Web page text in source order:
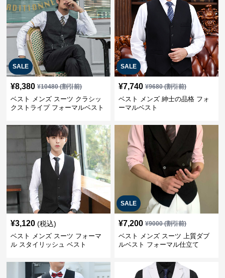
SALE
¥8,380 ¥10480(割引前)
ベスト メンズ スーツ クラシッ
クストライプ フォーマルベスト
SALE
¥7,740 ¥9680(割引前)
ベスト メンズ 紳士の品格 フォ
ーマルベスト
¥3,120 (税込)
ベスト メンズ スーツ フォーマ
ル スタイリッシュ ベスト
SALE
¥7,200 ¥9000(割引前)
ベスト メンズ スーツ 上質ダブ
ルベスト フォーマル仕立て